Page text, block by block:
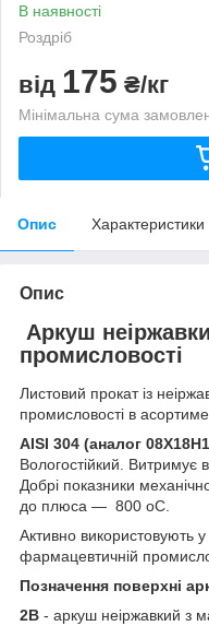
В наявності
Роздріб
від 175 ₴/кг
Мінімальна сума
Опис Характеристики
Опис
Аркуш
промисловості
Листовий прокат із
промисловості в
AISI 304 (аналог
Вологостійкий. Витримує
Добрі показники
до плюса — 800 оС.
Активно використовують у
фармацевтичній
Позначення поверхні
2В - аркуш неіржавкий з